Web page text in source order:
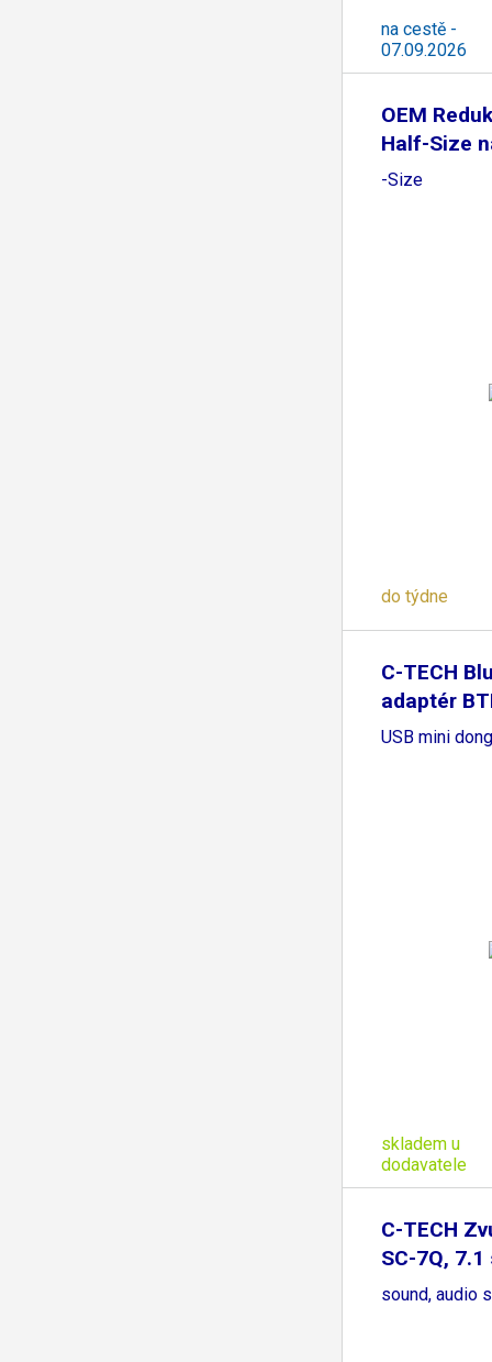
na cestě -
07.09.2026
OEM
Half-Size
-Size
do týdne
C-TECH
adaptér
USB mini
skladem u
dodavatele
C-TECH
SC-7Q,
sound, audio